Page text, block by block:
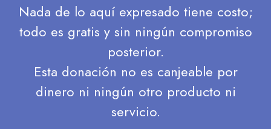
Nada de lo aquí expresado tiene costo;
todo es gratis y sin ningún compromiso
posterior.
Esta donación no es canjeable por
dinero ni ningún otro producto ni
servicio.